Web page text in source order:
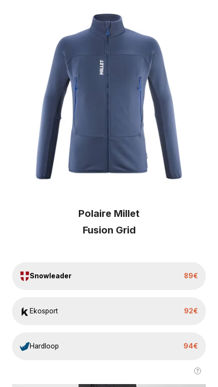
Polaire Millet
Fusion Grid
Snowleader 89€
Ekosport 92€
Hardloop 94€